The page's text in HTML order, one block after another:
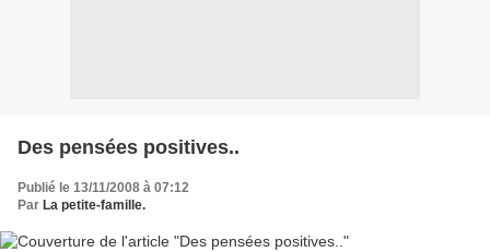
Des pensées positives..
Publié le 13/11/2008 à 07:12
Par La petite-famille.